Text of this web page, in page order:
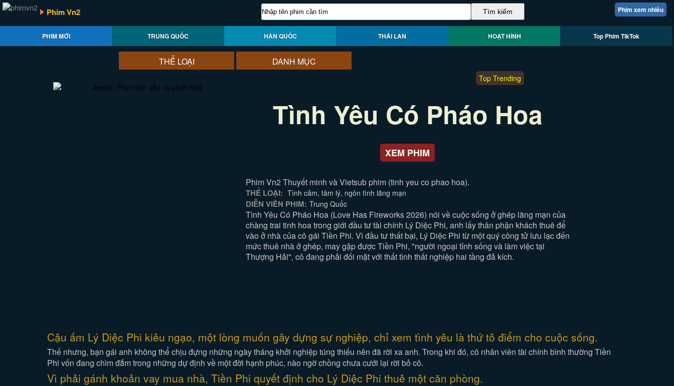
Phim xem nhiều
Phim Vn2
PHIM MỚI TRUNG QUỐC HÀN QUỐC THÁI LAN HOẠT HÌNH Top Phim TikTok
THỂ LOẠI DANH MỤC
Top Trending
Tình Yêu Có Pháo Hoa
XEM PHIM
Phim Vn2 Thuyết minh và Vietsub phim (tinh yeu co phao hoa).
THỂ LOẠI: Tình cảm, tâm lý, ngôn tình lãng mạn
DIỄN VIÊN PHIM: Trung Quốc
Tình Yêu Có Pháo Hoa (Love Has Fireworks 2026) nói về cuộc sống ở ghép lãng mạn của
chàng trai tinh hoa trong giới đầu tư tài chính Lý Diệc Phi, anh lấy thân phận khách thuê để
vào ở nhà của cô gái Tiền Phi. Vì đầu tư thất bại, Lý Diệc Phi từ một quý công tử lưu lạc đến
mức thuê nhà ở ghép, may gặp được Tiền Phi, "người ngoại tỉnh sống và làm việc tại
Thượng Hải", cô đang phải đối mặt với thất tình thất nghiệp hai tầng đả kích.
Cậu ấm Lý Diệc Phi kiêu ngạo, một lòng muốn gây dựng sự nghiệp, chỉ xem tình yêu là thứ tô điểm cho cuộc sống.
Thế nhưng, bạn gái anh không thể chịu đựng những ngày tháng khởi nghiệp túng thiếu nên đã rời xa anh. Trong khi đó, cô nhân viên tài chính bình thường Tiền
Phi vốn đang chìm đắm trong những dự định về một đời hạnh phúc, nào ngờ chồng chưa cưới lại rời bỏ cô.
Vì phải gánh khoản vay mua nhà, Tiền Phi quyết định cho Lý Diệc Phi thuê một căn phòng.